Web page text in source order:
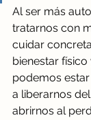
Al ser más
tratarnos con
cuidar
bienestar
podemos
a liberarnos
abrirnos al